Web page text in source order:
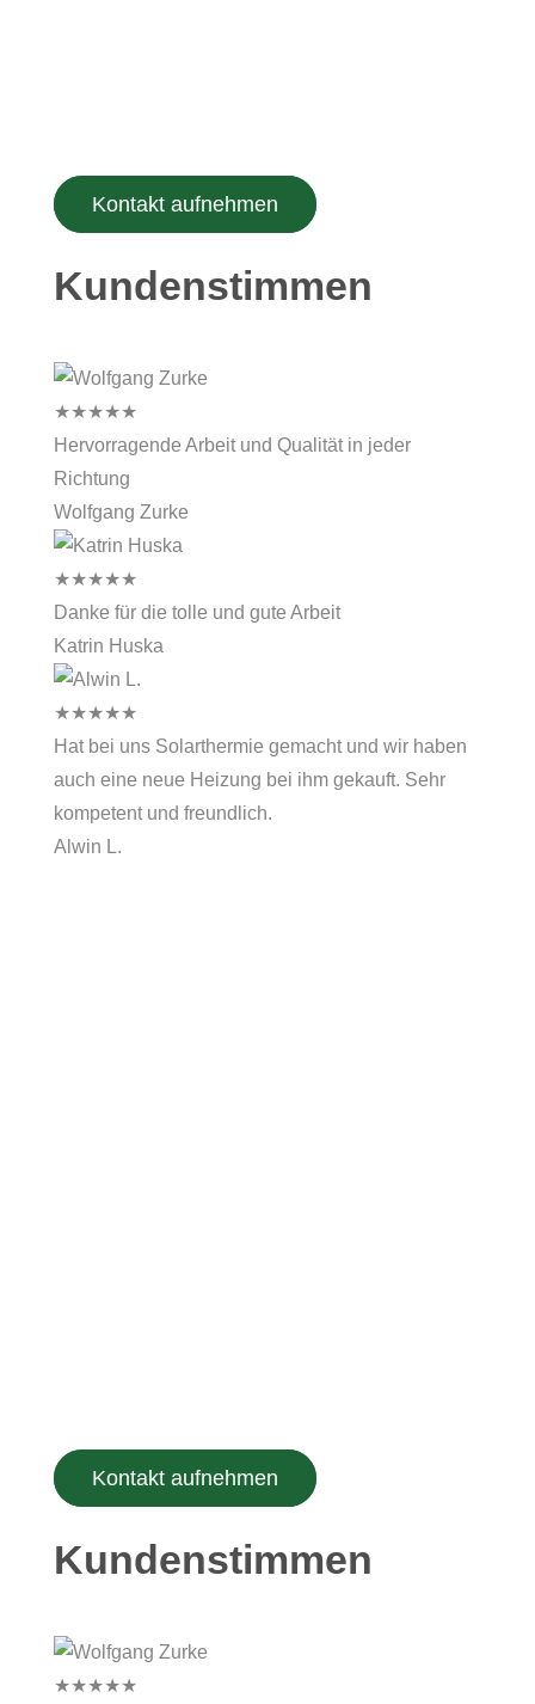
Kontakt aufnehmen
Kundenstimmen
★★★★★
Hervorragende Arbeit und Qualität in jeder
Richtung
Wolfgang Zurke
★★★★★
Danke für die tolle und gute Arbeit
Katrin Huska
★★★★★
Hat bei uns Solarthermie gemacht und wir haben
auch eine neue Heizung bei ihm gekauft. Sehr
kompetent und freundlich.
Alwin L.
Kontakt aufnehmen
Kundenstimmen
★★★★★